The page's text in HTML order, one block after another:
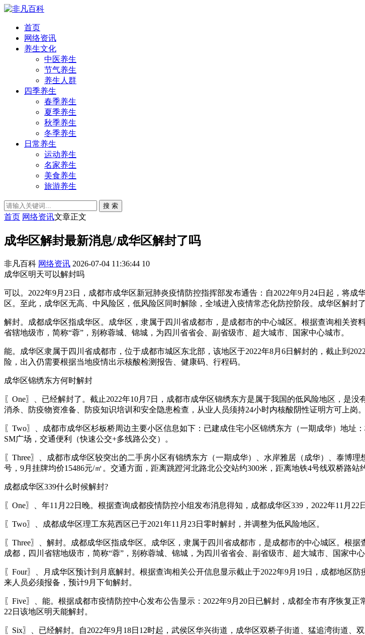
首页
网络资讯
养生文化
中医养生
节气养生
养生人群
四季养生
春季养生
夏季养生
秋季养生
冬季养生
日常养生
运动养生
名家养生
美食养生
旅游养生
搜 索
首页 网络资讯文章正文
成华区解封最新消息/成华区解封了吗
非凡百科 网络资讯 2026-07-04 11:36:44 10
成华区明天可以解封吗
可以。2022年9月23日，成都市成华区新冠肺炎疫情防控指挥部发布通告：自2022年9月24日起，将
区。至此，成华区无高、中风险区，低风险区同时解除，全域进入疫情常态化防控阶段。成华区解封
解封。成都成华区指成华区。成华区，隶属于四川省成都市，是成都市的中心城区。根据查询相关资
省辖地级市，简称“蓉”，别称蓉城、锦城，为四川省省会、副省级市、超大城市、国家中心城市。
能。成华区隶属于四川省成都市，位于成都市城区东北部，该地区于2022年8月6日解封的，截止到
险，出入仍需要根据当地疫情出示核酸检测报告、健康码、行程码。
成华区锦绣东方何时解封
〖One〗、已经解封了。截止2022年10月7日，成都市成华区锦绣东方是属于我国的低风险地区，是
消杀、防疫物资准备、防疫知识培训和安全隐患检查，从业人员须持24小时内核酸阴性证明方可上岗
〖Two〗、成都市成华区杉板桥周边主要小区信息如下：已建成住宅小区锦绣东方（一期成华）地址
SM广场，交通便利（快速公交+多线路公交）。
〖Three〗、成都市成华区较突出的二手房小区有锦绣东方（一期成华）、水岸雅居（成华）、泰博
号，9月挂牌均价15486元/㎡。交通方面，距离跳蹬河北路北公交站约300米，距离地铁4号线双桥路站
成都成华区339什么时候解封?
〖One〗、年11月22日晚。根据查询成都疫情防控小组发布消息得知，成都成华区339，2022年11月22
〖Two〗、成都成华区理工东苑西区已于2021年11月23日零时解封，并调整为低风险地区。
〖Three〗、解封。成都成华区指成华区。成华区，隶属于四川省成都市，是成都市的中心城区。根
成都，四川省辖地级市，简称“蓉”，别称蓉城、锦城，为四川省省会、副省级市、超大城市、国家中心
〖Four〗、月成华区预计到月底解封。根据查询相关公开信息显示截止于2022年9月19日，成都地
来人员必须报备，预计9月下旬解封。
〖Five〗、能。根据成都市疫情防控中心发布公告显示：2022年9月20日已解封，成都全市有序恢复
22日该地区明天能解封。
〖Six〗、已经解封。自2022年9月18日12时起，武侯区华兴街道，成华区双桥子街道、猛追湾街道